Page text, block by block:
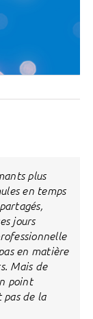
plus
en temps
jours
en matière
Mais de
point
pas de la